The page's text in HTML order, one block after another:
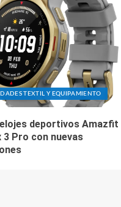
TEXTIL Y EQUIPAMIENTO
deportivos Amazfit
3 Pro con nuevas